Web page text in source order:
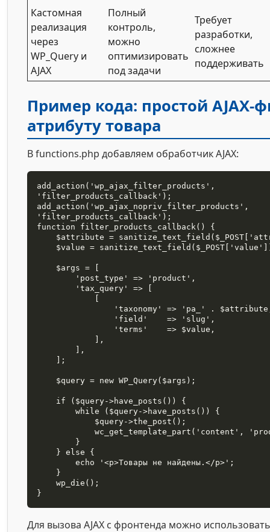
Кастомная
реализация
через
WP_Query и
AJAX
Полный
контроль,
можно
оптимизировать
под задачи
Требует
разработки,
сложнее
поддерживать
Пример кода: простой AJAX-
атрибуту товара
В functions.php добавляем обработчик AJAX:
add_action('wp_ajax_filter_products',
'filter_products_callback');
add_action('wp_ajax_nopriv_filter_products',
'filter_products_callback');
function filter_products_callback() {
}
Для вызова AJAX с фронтенда можно